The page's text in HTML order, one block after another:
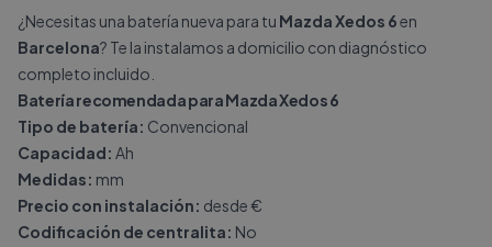
¿Necesitas una batería nueva para tu Mazda Xedos 6en
Barcelona? Te la instalamos a domicilio con diagnóstico
completo incluido.
Batería recomendada para Mazda Xedos 6
Tipo de batería: Convencional
Capacidad: Ah
Medidas: mm
Precio con instalación: desde €
Codificación de centralita: No